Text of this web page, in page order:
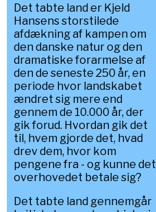
Det tabte land er Kjeld
Hansens storstilede
afdækning af kampen om
den danske natur og den
dramatiske forarmelse af
den de seneste 250 år, en
periode hvor landskabet
ændret sig mere end
gennem de 10.000 år, der
gik forud. Hvordan gik det
til, hvem gjorde det, hvad
drev dem, hvor kom
pengene fra - og kunne det
overhovedet betale sig?
Det tabte land gennemgår